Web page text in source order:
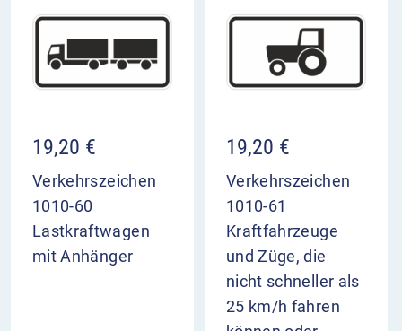
19,20 €
Verkehrszeichen
1010-60
Lastkraftwagen
mit Anhänger
19,20 €
Verkehrszeichen
1010-61
Kraftfahrzeuge
und Züge, die
nicht schneller als
25 km/h fahren